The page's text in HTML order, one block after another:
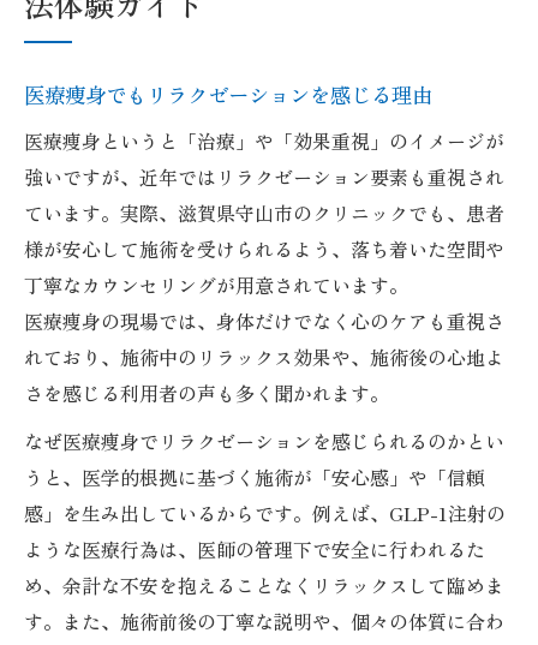
医療痩身でもリラクゼーションを感じる理由
医療痩身というと「治療」や「効果重視」のイメージが
強いですが、近年ではリラクゼーション要素も重視され
ています。実際、滋賀県守山市のクリニックでも、患者
様が安心して施術を受けられるよう、落ち着いた空間や
丁寧なカウンセリングが用意されています。
医療痩身の現場では、身体だけでなく心のケアも重視さ
れており、施術中のリラックス効果や、施術後の心地よ
さを感じる利用者の声も多く聞かれます。
なぜ医療痩身でリラクゼーションを感じられるのかとい
うと、医学的根拠に基づく施術が「安心感」や「信頼
感」を生み出しているからです。例えば、GLP-1注射の
ような医療行為は、医師の管理下で安全に行われるた
め、余計な不安を抱えることなくリラックスして臨めま
す。また、施術前後の丁寧な説明や、個々の体質に合わ